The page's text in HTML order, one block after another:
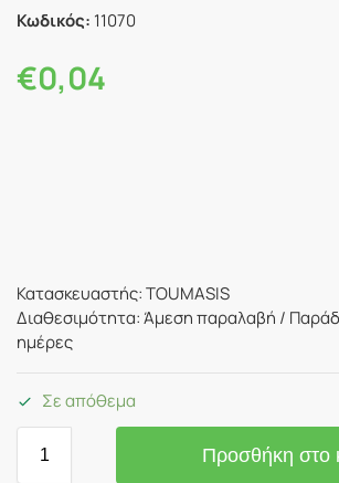
Κωδικός: 11070
€0,04
Κατασκευαστής: TOUMASIS
Διαθεσιμότητα: Άμεση παραλαβή /
ημέρες
Σε απόθεμα
Προσθήκη στο